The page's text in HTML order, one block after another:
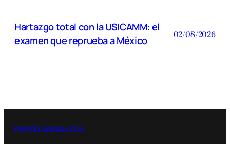
Hartazgo total con la USICAMM: el
examen que reprueba a México
02/08/2026
PROFELANDIA.COM